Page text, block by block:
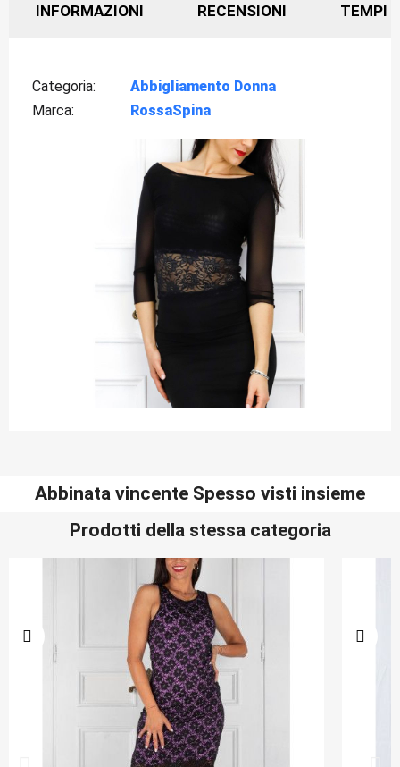
INFORMAZIONI RECENSIONI TEMPI
Categoria
Abbigliamento Donna
Marca
RossaSpina
Abbinata vincente Spesso visti insieme
Prodotti della stessa categoria